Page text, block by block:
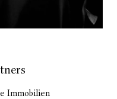
Immobilien